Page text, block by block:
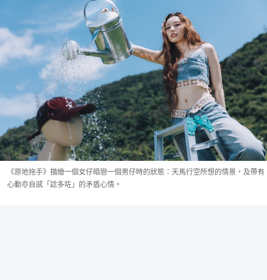
《原地拖手》描繪一個女仔暗戀一個男仔時的狀態：天馬行空所想的情景，及帶有
心動亦自感「諗多咗」的矛盾心情。